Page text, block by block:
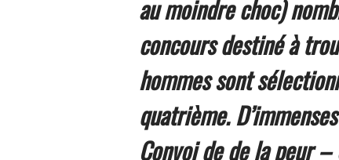
au moindre choc)
concours destiné à
hommes sont
quatrième.
Convoi de de la peur